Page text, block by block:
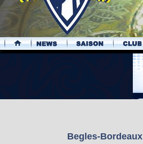
.
Begles-Bordeaux